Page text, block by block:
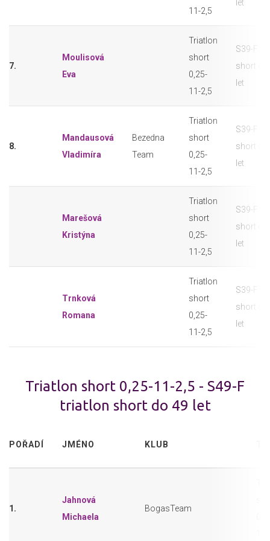
11-2,5
let
7.
Moulisová
Eva
Triatlon
short
0,25-
11-2,5
S39-F
short do
let
8.
Mandausová
Vladimíra
Bezedna
Team
Triatlon
short
0,25-
11-2,5
S39-F
short do
let
Marešová
Kristýna
Triatlon
short
0,25-
11-2,5
S39-F
short do
let
Trnková
Romana
Triatlon
short
0,25-
11-2,5
S39-F
short do
let
Triatlon short 0,25-11-2,5 - S49-F
triatlon short do 49 let
POŘADÍ JMÉNO KLUB
1.
Jahnová
Michaela
BogasTeam